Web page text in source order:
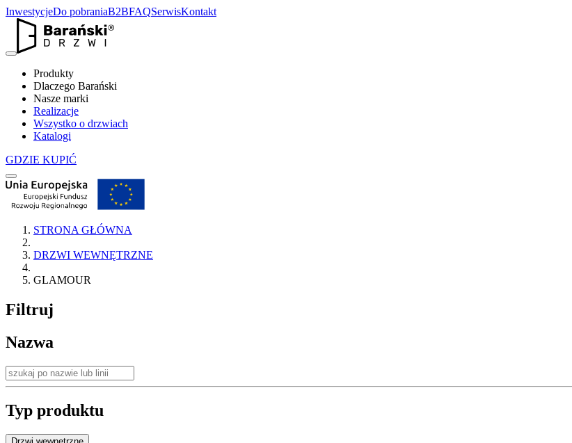
InwestycjeDo pobraniaB2BFAQSerwisKontakt
Produkty
Dlaczego Barański
Nasze marki
Realizacje
Wszystko o drzwiach
Katalogi
GDZIE KUPIĆ
STRONA GŁÓWNA
DRZWI WEWNĘTRZNE
GLAMOUR
Filtruj
Nazwa
Typ produktu